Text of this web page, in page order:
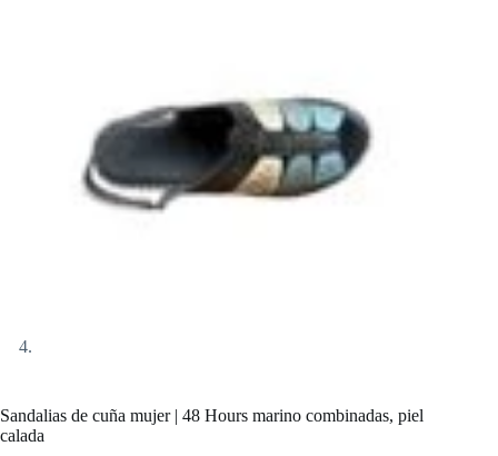
Sandalias de cuña mujer | 48 Hours marino combinadas, piel
calada